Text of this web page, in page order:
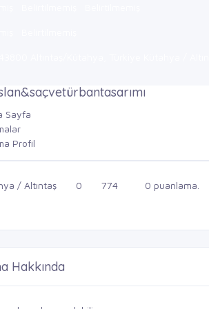
Sayfa
Profil
/ Altıntaş 0 774 0 puanlama.
Hakkında